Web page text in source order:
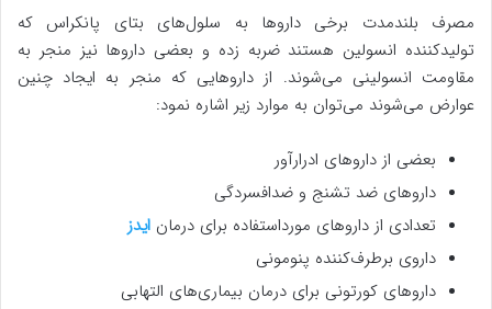
مصرف بلندمدت برخی داروها به سلول‌های بتای پانکراس که
تولیدکننده انسولین هستند ضربه زده و بعضی داروها نیز منجر به
مقاومت انسولینی می‌شوند. از داروهایی که منجر به ایجاد چنین
عوارض می‌شوند می‌توان به موارد زیر اشاره نمود:
بعضی از داروهای ادرارآور
داروهای ضد تشنج و ضدافسردگی
تعدادی از داروهای مورداستفاده برای درمان ایدز
داروی برطرف‌کننده پنومونی
داروهای کورتونی برای درمان بیماری‌های التهابی